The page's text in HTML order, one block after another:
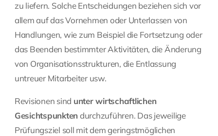
zu liefern. Solche Entscheidungen beziehen sich vor
allem auf das Vornehmen oder Unterlassen von
Handlungen, wie zum Beispiel die Fortsetzung oder
das Beenden bestimmter Aktivitäten, die Änderung
von Organisationsstrukturen, die Entlassung
untreuer Mitarbeiter usw.
Revisionen sind unter wirtschaftlichen
Gesichtspunkten durchzuführen. Das jeweilige
Prüfungsziel soll mit dem geringstmöglichen